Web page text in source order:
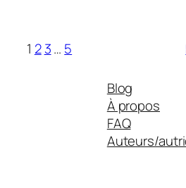
1 2 3… 5
Blog
À propos
FAQ
Auteurs/